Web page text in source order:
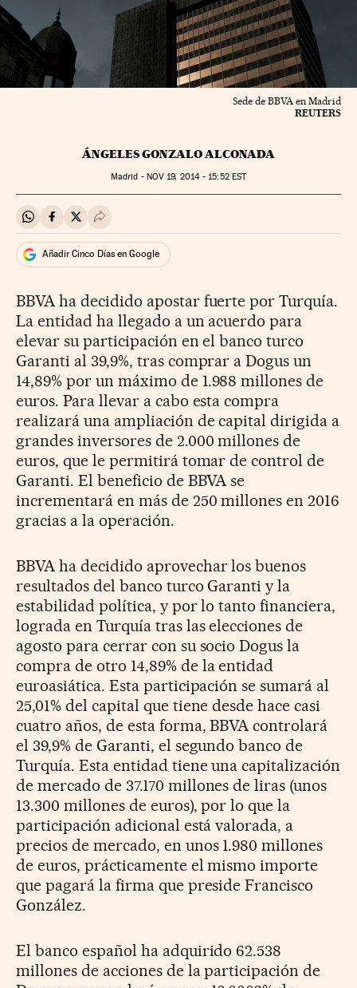
Sede de BBVA en Madrid
REUTERS
ÁNGELES GONZALO ALCONADA
Madrid - NOV 19, 2014 - 15:52EST
Compartir en Whatsapp
Compartir en Facebook
Compartir en Twitter
Desplegar Redes Sociales
Añadir Cinco Días en Google
BBVA ha decidido apostar fuerte por Turquía.
La entidad ha llegado a un acuerdo para
elevar su participación en el banco turco
Garanti al 39,9%, tras comprar a Dogus un
14,89% por un máximo de 1.988 millones de
euros. Para llevar a cabo esta compra
realizará una ampliación de capital dirigida a
grandes inversores de 2.000 millones de
euros, que le permitirá tomar de control de
Garanti. El beneficio de BBVA se
incrementará en más de 250 millones en 2016
gracias a la operación.
BBVA ha decidido aprovechar los buenos
resultados del banco turco Garanti y la
estabilidad política, y por lo tanto financiera,
lograda en Turquía tras las elecciones de
agosto para cerrar con su socio Dogus la
compra de otro 14,89% de la entidad
euroasiática. Esta participación se sumará al
25,01% del capital que tiene desde hace casi
cuatro años, de esta forma, BBVA controlará
el 39,9% de Garanti, el segundo banco de
Turquía. Esta entidad tiene una capitalización
de mercado de 37.170 millones de liras (unos
13.300 millones de euros), por lo que la
participación adicional está valorada, a
precios de mercado, en unos 1.980 millones
de euros, prácticamente el mismo importe
que pagará la firma que preside Francisco
González.
El banco español ha adquirido 62.538
millones de acciones de la participación de